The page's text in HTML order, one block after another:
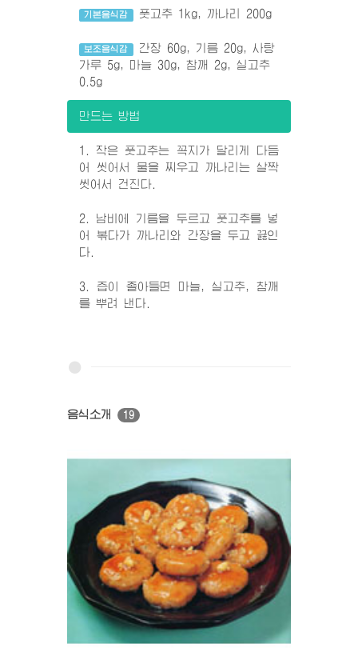
기본음식감 풋고추 1kg, 까나리 200g
보조음식감
간장 60g, 기름 20g, 사탕
가루 5g, 마늘 30g, 참깨 2g, 실고추
0.5g
만드는 방법
1. 작은 풋고추는 꼭지가 달리게 다듬
어 씻어서 물을 찌우고 까나리는 살짝
씻어서 건진다.
2. 남비에 기름을 두르고 풋고추를 넣
어 볶다가 까나리와 간장을 두고 끓인
다.
3. 즙이 졸아들면 마늘, 실고추, 참깨
를 뿌려 낸다.
음식소개 19